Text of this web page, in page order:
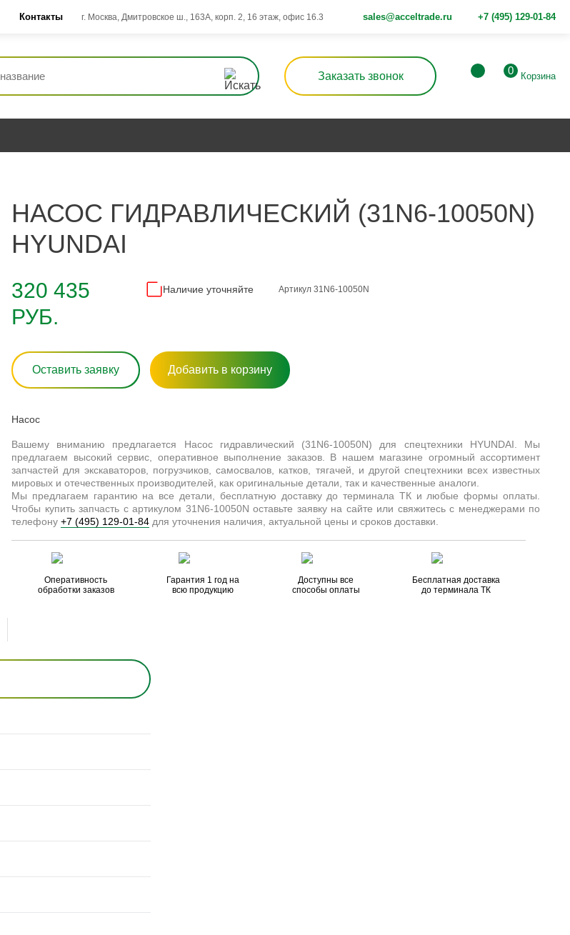
Контакты г. Москва, Дмитровское ш., 163А, корп. 2, 16 этаж, офис 16.3 sales@acceltrade.ru +7 (495) 129-01-84
Заказать звонок 0 Корзина
НАСОС ГИДРАВЛИЧЕСКИЙ (31N6-10050N)
HYUNDAI
320 435
РУБ.
Наличие уточняйте Артикул 31N6-10050N
Оставить заявку Добавить в корзину
Насос
Вашему вниманию предлагается Насос гидравлический (31N6-10050N) для спецтехники HYUNDAI. Мы
предлагаем высокий сервис, оперативное выполнение заказов. В нашем магазине огромный ассортимент
запчастей для экскаваторов, погрузчиков, самосвалов, катков, тягачей, и другой спецтехники всех известных
мировых и отечественных производителей, как оригинальные детали, так и качественные аналоги.
Мы предлагаем гарантию на все детали, бесплатную доставку до терминала ТК и любые формы оплаты.
Чтобы купить запчасть с артикулом 31N6-10050N оставьте заявку на сайте или свяжитесь с менеджерами по
телефону +7 (495) 129-01-84 для уточнения наличия, актуальной цены и сроков доставки.
Оперативность
обработки заказов
Гарантия 1 год на
всю продукцию
Доступны все
способы оплаты
Бесплатная доставка
до терминала ТК